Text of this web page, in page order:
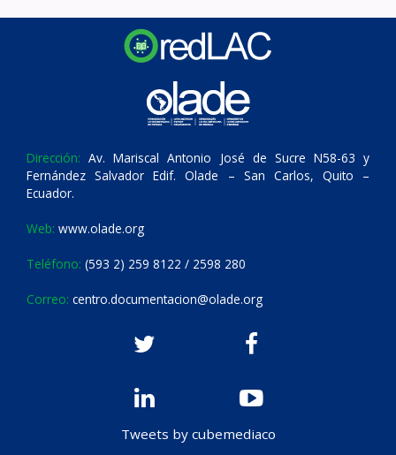
Dirección: Av. Mariscal Antonio José de Sucre N58-63 y
Fernández Salvador Edif. Olade – San Carlos, Quito –
Ecuador.
Web: www.olade.org
Teléfono: (593 2) 259 8122 / 2598 280
Correo: centro.documentacion@olade.org
Tweets by cubemediaco